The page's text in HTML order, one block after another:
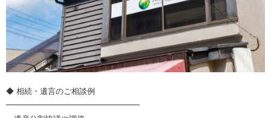
◆ 相続・遺言のご相談例
━━━━━━━━━━━━━━━━━